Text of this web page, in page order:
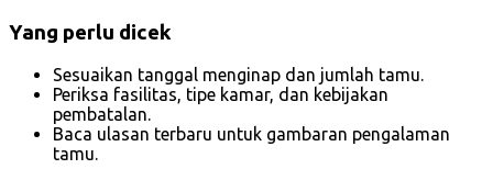
Yang perlu dicek
Sesuaikan tanggal menginap dan jumlah tamu.
Periksa fasilitas, tipe kamar, dan kebijakan
pembatalan.
Baca ulasan terbaru untuk gambaran pengalaman
tamu.